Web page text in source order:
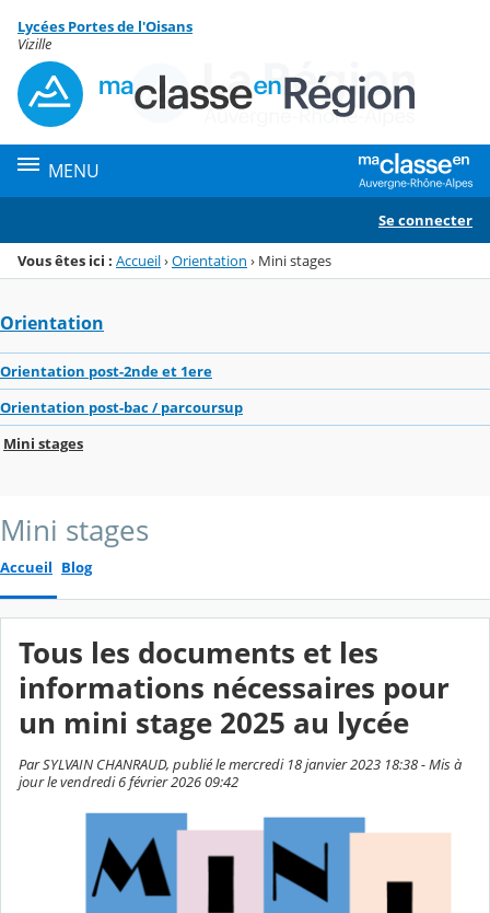
Menu de la rubrique
Contenu
Lycées Portes de l'Oisans
Vizille
MENU
Se connecter
Vous êtes ici : Accueil›Orientation › Mini stages
Orientation
Orientation post-2nde et 1ere
Orientation post-bac / parcoursup
Mini stages
Mini stages
Accueil Blog
Tous les documents et les
informations nécessaires pour
un mini stage 2025 au lycée
Par SYLVAIN CHANRAUD, publié le mercredi 18 janvier 2023 18:38 - Mis à
jour le vendredi 6 février 2026 09:42